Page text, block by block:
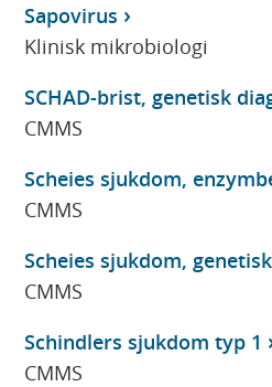
Sapovirus
Klinisk mikrobiologi
SCHAD-brist, genetisk
CMMS
Scheies sjukdom,
CMMS
Scheies sjukdom,
CMMS
Schindlers sjukdom typ 1
CMMS